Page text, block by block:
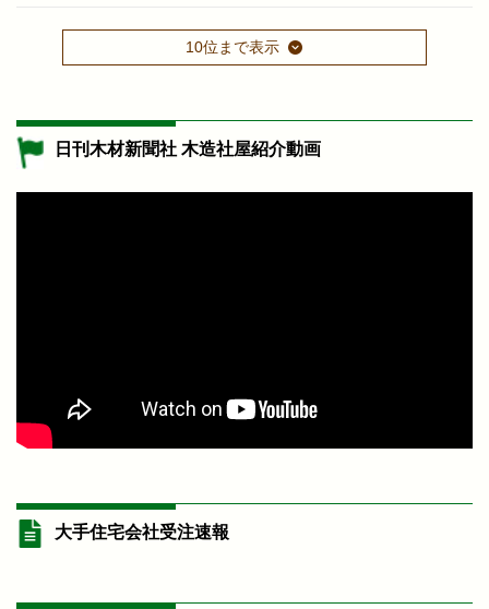
10位まで表示
日刊木材新聞社 木造社屋紹介動画
大手住宅会社受注速報